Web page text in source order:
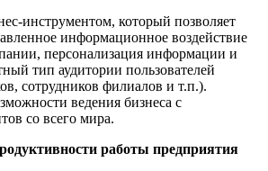
инструментом, который позволяет
информационное воздействие
персонализация информации и
тип аудитории пользователей
сотрудников филиалов и т.п.).
ведения бизнеса с
со всего мира.
работы предприятия